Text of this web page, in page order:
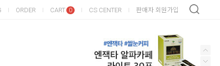
ORDER CART 0 CS CENTER 판매자 회원가입